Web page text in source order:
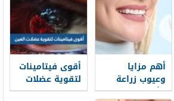
أهم مزايا
وعيوب زراعة
الأسنان
أقوى فيتامينات
لتقوية عضلات
العين